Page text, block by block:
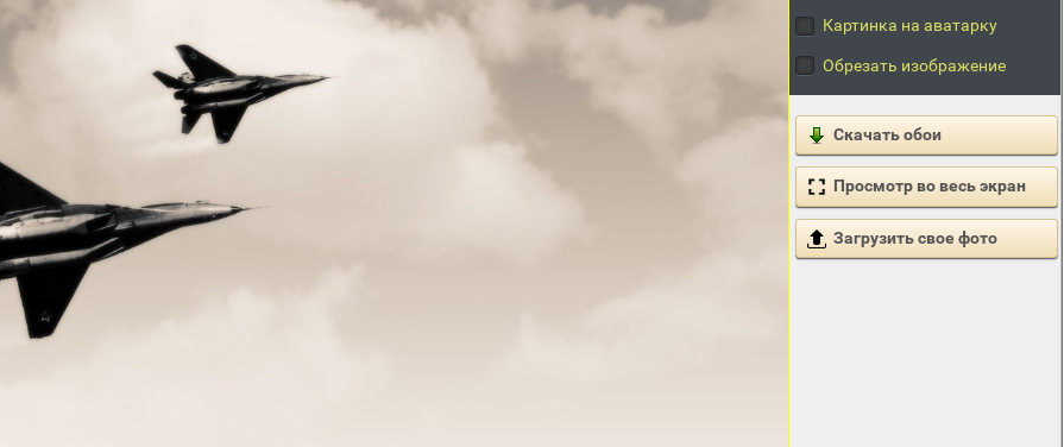
Картинка на аватарку
Обрезать изображение
Скачать обои
Просмотр во весь экран
Загрузить свое фото